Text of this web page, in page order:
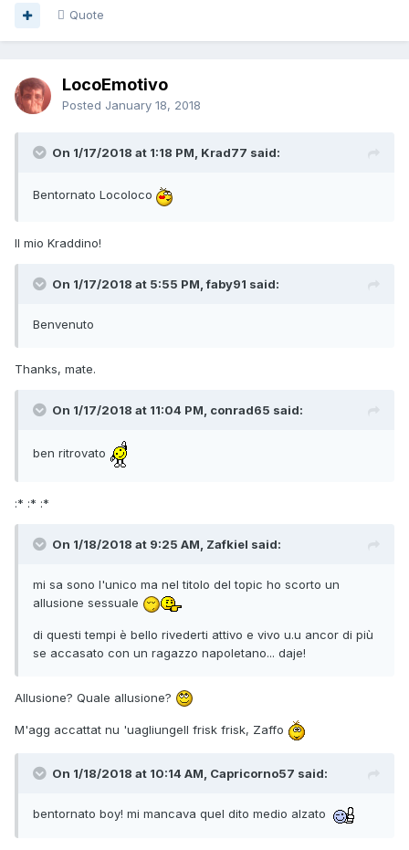
Quote
LocoEmotivo
Posted January 18, 2018
On 1/17/2018 at 1:18 PM, Krad77 said:
Bentornato Locoloco
Il mio Kraddino!
On 1/17/2018 at 5:55 PM, faby91 said:
Benvenuto
Thanks, mate.
On 1/17/2018 at 11:04 PM, conrad65 said:
ben ritrovato
:* :* :*
On 1/18/2018 at 9:25 AM, Zafkiel said:
mi sa sono l'unico ma nel titolo del topic ho scorto un
allusione sessuale
di questi tempi è bello rivederti attivo e vivo u.u ancor di più
se accasato con un ragazzo napoletano... daje!
Allusione? Quale allusione?
M'agg accattat nu 'uagliungell frisk frisk, Zaffo
On 1/18/2018 at 10:14 AM, Capricorno57 said:
bentornato boy! mi mancava quel dito medio alzato